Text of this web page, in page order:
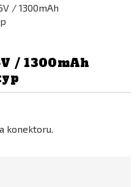
/ 1300mAh
konektoru.